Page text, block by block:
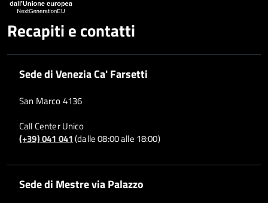
Recapiti e contatti
Sede di Venezia Ca' Farsetti
San Marco 4136
Call Center Unico
(+39) 041 041(dalle 08:00 alle 18:00)
Sede di Mestre via Palazzo